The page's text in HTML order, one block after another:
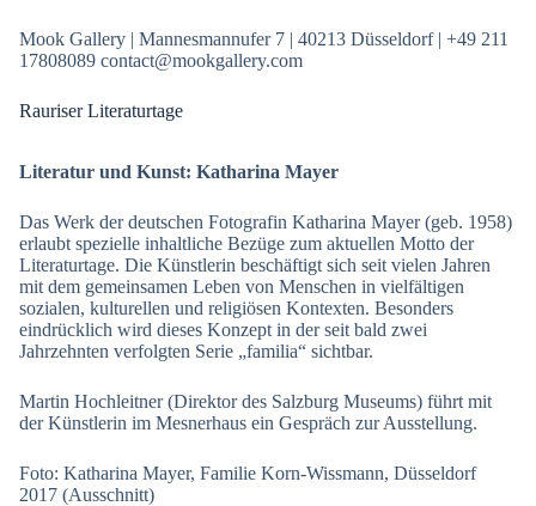
Mook Gallery | Mannesmannufer 7 | 40213 Düsseldorf | +49 211
17808089 contact@mookgallery.com
Rauriser Literaturtage
Literatur und Kunst: Katharina Mayer
Das Werk der deutschen Fotografin Katharina Mayer (geb. 1958)
erlaubt spezielle inhaltliche Bezüge zum aktuellen Motto der
Literaturtage. Die Künstlerin beschäftigt sich seit vielen Jahren
mit dem gemeinsamen Leben von Menschen in vielfältigen
sozialen, kulturellen und religiösen Kontexten. Besonders
eindrücklich wird dieses Konzept in der seit bald zwei
Jahrzehnten verfolgten Serie „familia“ sichtbar.
Martin Hochleitner (Direktor des Salzburg Museums) führt mit
der Künstlerin im Mesnerhaus ein Gespräch zur Ausstellung.
Foto: Katharina Mayer, Familie Korn-Wissmann, Düsseldorf
2017 (Ausschnitt)